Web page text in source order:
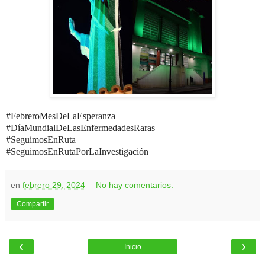
#FebreroMesDeLaEsperanza
#DíaMundialDeLasEnfermedadesRaras
#SeguimosEnRuta
#SeguimosEnRutaPorLaInvestigación
en febrero 29, 2024 No hay comentarios:
Compartir
‹ ›
Inicio